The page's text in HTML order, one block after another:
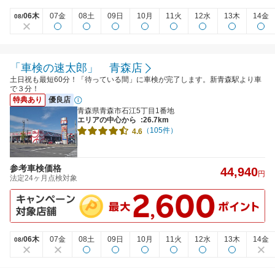
08/06木 07金 08土 09日 10月 11火 12水 13木 14金
「車検の速太郎」 青森店
土日祝も最短60分！「待っている間」に車検が完了します。新青森駅より車
で３分！
特典あり
優良店
青森県青森市石江5丁目1番地
エリアの中心から
:26.7km
4.6 （105件）
参考車検価格
法定24ヶ月点検対象 44,940円
08/06木 07金 08土 09日 10月 11火 12水 13木 14金